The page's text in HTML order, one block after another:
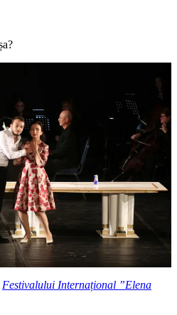
Festivalului Internațional ”Elena